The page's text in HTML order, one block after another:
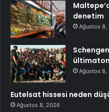
denetim
Ağustos 8,
Ağustos 8,
Eutelsat hissesi neden
Ağustos 8, 2026